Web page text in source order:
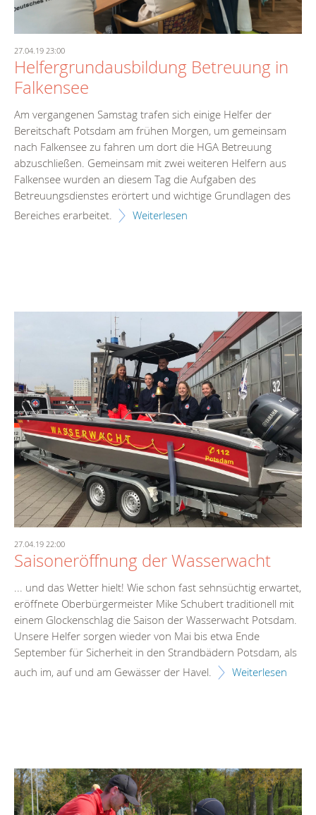
27.04.19 23:00
Helfergrundausbildung Betreuung in
Falkensee
Am vergangenen Samstag trafen sich einige Helfer der
Bereitschaft Potsdam am frühen Morgen, um gemeinsam
nach Falkensee zu fahren um dort die HGA Betreuung
abzuschließen. Gemeinsam mit zwei weiteren Helfern aus
Falkensee wurden an diesem Tag die Aufgaben des
Betreuungsdienstes erörtert und wichtige Grundlagen des
Bereiches erarbeitet.
Weiterlesen
27.04.19 22:00
Saisoneröffnung der Wasserwacht
... und das Wetter hielt! Wie schon fast sehnsüchtig erwartet,
eröffnete Oberbürgermeister Mike Schubert traditionell mit
einem Glockenschlag die Saison der Wasserwacht Potsdam.
Unsere Helfer sorgen wieder von Mai bis etwa Ende
September für Sicherheit in den Strandbädern Potsdam, als
auch im, auf und am Gewässer der Havel.
Weiterlesen